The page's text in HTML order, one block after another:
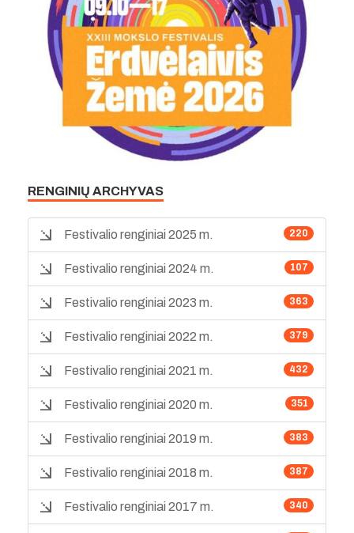
RENGINIŲ ARCHYVAS
220
Festivalio renginiai 2025 m.
107
Festivalio renginiai 2024 m.
363
Festivalio renginiai 2023 m.
379
Festivalio renginiai 2022 m.
432
Festivalio renginiai 2021 m.
351
Festivalio renginiai 2020 m.
383
Festivalio renginiai 2019 m.
387
Festivalio renginiai 2018 m.
340
Festivalio renginiai 2017 m.